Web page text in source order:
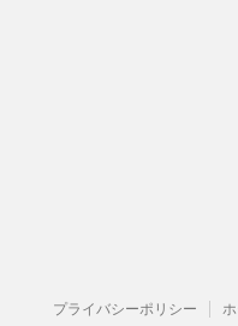
プライバシーポリシー